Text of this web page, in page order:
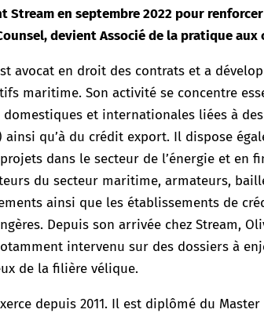
Stream en septembre 2022 pour
devient Associé de la pratique aux
avocat en droit des contrats et a
maritime. Son activité se concentre
et internationales liées à
ainsi qu’à du crédit export. Il dispose
dans le secteur de l’énergie et en
du secteur maritime, armateurs,
ainsi que les établissements de
Depuis son arrivée chez Stream,
intervenu sur des dossiers à
de la filière vélique.
depuis 2011. Il est diplômé du